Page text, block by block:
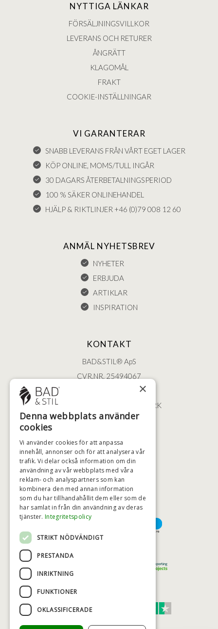
NYTTIGA LÄNKAR
FÖRSÄLJNINGSVILLKOR
LEVERANS OCH RETURER
ÅNGRÄTT
KLAGOMÅL
FRAKT
COOKIE-INSTÄLLNINGAR
VI GARANTERAR
SNABB LEVERANS FRÅN VÅRT EGET LAGER
KÖP ONLINE, MOMS/TULL INGÅR
30 DAGARS ÅTERBETALNINGSPERIOD
100 % SÄKER ONLINEHANDEL
HJÄLP & RIKTLINJER +46 (0)79 008 12 60
ANMÄL NYHETSBREV
NYHETER
ERBJUDA
ARTIKLAR
INSPIRATION
KONTAKT
BAD&STIL® ApS
CVR.NR. 25494067
ØSTERBROGADE 202
2100 KØBENHAVN • DANMARK
+46 (0)79 008 12 60
HÖGSTA KREDITVÄRDIGHET
BETALNINGSALTERNATIV
×
Denna webbplats använder
cookies
Vi använder cookies för att anpassa
innehåll, annonser och för att analysera vår
trafik. Vi delar också information om din
användning av vår webbplats med våra
reklam- och analyspartners som kan
kombinera den med annan information
som du har tillhandahållit dem eller som de
har samlat in från din användning av deras
tjänster. Integritetspolicy
STRIKT NÖDVÄNDIGT
PRESTANDA
INRIKTNING
FUNKTIONER
OKLASSIFICERADE